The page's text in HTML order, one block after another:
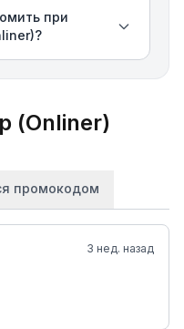
при
(Onliner)
промокодом
3 нед. назад